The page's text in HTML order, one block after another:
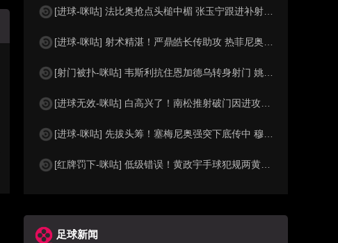
[进球-咪咕] 法比奥抢点头槌中楣 张玉宁跟进补射打破僵局
[进球-咪咕] 射术精湛！严鼎皓长传助攻 热菲尼奥低射死角破门
[射门被扑-咪咕] 韦斯利抗住恩加德乌转身射门 姚浩洋及时化险
[进球无效-咪咕] 白高兴了！南松推射破门因进攻犯规在先被吹
[进球-咪咕] 先拔头筹！塞梅尼奥强突下底传中 穆巴马推空门得手
[红牌罚下-咪咕] 低级错误！黄政宇手球犯规两黄变一红被罚下
足球新闻